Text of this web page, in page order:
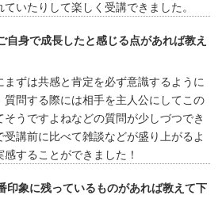
いたりして楽しく受講できました。
自身で成長したと感じる点があれば教え
ずは共感と肯定を必ず意識するように
質問する際には相手を主人公にしてこの
そうですよねなどの質問が少しづつでき
講前に比べて雑談などが盛り上がるよ
することができました！
印象に残っているものがあれば教えて下